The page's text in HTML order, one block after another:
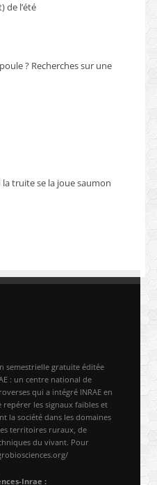
de l’été
? Recherches sur une
truite se la joue saumon
semestrielle gratuite éditée
: un centre national de
qui a intégré INRAE en
repérer les signaux faibles et
la société dans les domaines
territoires ruraux, de
du vivant. Pour
Inrae :